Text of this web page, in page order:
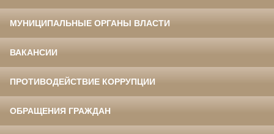
МУНИЦИПАЛЬНЫЕ ОРГАНЫ ВЛАСТИ
ВАКАНСИИ
ПРОТИВОДЕЙСТВИЕ КОРРУПЦИИ
ОБРАЩЕНИЯ ГРАЖДАН